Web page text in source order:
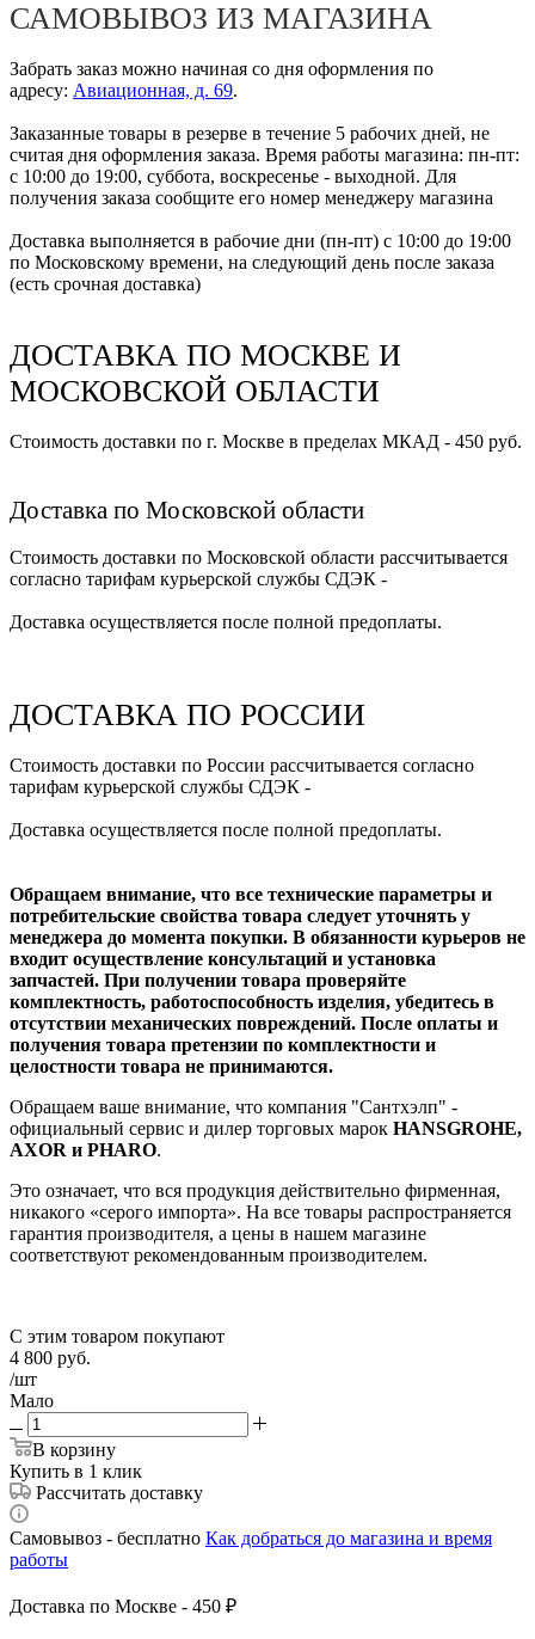
САМОВЫВОЗ ИЗ МАГАЗИНА
Забрать заказ можно начиная со дня оформления по
адресу: Авиационная, д. 69.
Заказанные товары в резерве в течение 5 рабочих дней, не
считая дня оформления заказа. Время работы магазина: пн-пт:
с 10:00 до 19:00, суббота, воскресенье - выходной. Для
получения заказа сообщите его номер менеджеру магазина
Доставка выполняется в рабочие дни (пн-пт) с 10:00 до 19:00
по Московскому времени, на следующий день после заказа
(есть срочная доставка)
ДОСТАВКА ПО МОСКВЕ И
МОСКОВСКОЙ ОБЛАСТИ
Стоимость доставки по г. Москве в пределах МКАД - 450 руб.
Доставка по Московской области
Стоимость доставки по Московской области рассчитывается
согласно тарифам курьерской службы СДЭК -
Доставка осуществляется после полной предоплаты.
ДОСТАВКА ПО РОССИИ
Стоимость доставки по России рассчитывается согласно
тарифам курьерской службы СДЭК -
Доставка осуществляется после полной предоплаты.
Обращаем внимание, что все технические параметры и
потребительские свойства товара следует уточнять у
менеджера до момента покупки. В обязанности курьеров не
входит осуществление консультаций и установка
запчастей. При получении товара проверяйте
комплектность, работоспособность изделия, убедитесь в
отсутствии механических повреждений. После оплаты и
получения товара претензии по комплектности и
целостности товара не принимаются.
Обращаем ваше внимание, что компания "Сантхэлп" -
официальный сервис и дилер торговых марок HANSGROHE,
AXOR и PHARO.
Это означает, что вся продукция действительно фирменная,
никакого «серого импорта». На все товары распространяется
гарантия производителя, а цены в нашем магазине
соответствуют рекомендованным производителем.
С этим товаром покупают
4 800 руб.
/шт
Мало
В корзину
Купить в 1 клик
Рассчитать доставку
Самовывоз - бесплатно Как добраться до магазина и время
работы
Доставка по Москве - 450 ₽